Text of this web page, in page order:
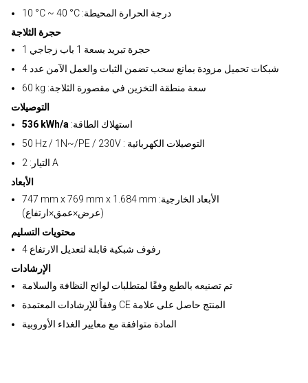
10 °C ~ 40 °C :درجة الحرارة المحيطة
حجرة الثلاجة
1 حجرة تبريد بسعة 1 باب زجاجي
4 شبكات تحميل مزودة بمانع سحب تضمن الثبات والعمل الآمن عدد
60 kg :سعة منطقة التخزين في مقصورة الثلاجة
التوصيلات
536 kWh/a :استهلاك الطاقة
50 Hz / 1N~/PE / 230V : التوصيلات الكهربائية
التيار: 2 A
الأبعاد
747 mm x 769 mm x 1.684 mm :الأبعاد الخارجية
(عرض×عمق×ارتفاع)
محتويات التسليم
4 رفوف شبكية قابلة لتعديل الارتفاع
الإرشادات
تم تصنيعه بالطبع وفقًا لمتطلبات لوائح النظافة والسلامة
وفقاً للإرشادات المعتمدة CE المنتج حاصل على علامة
المادة متوافقة مع معايير الغذاء الأوروبية